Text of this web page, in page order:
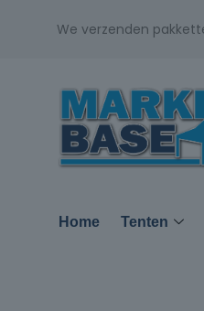
We verzenden
Home Tenten